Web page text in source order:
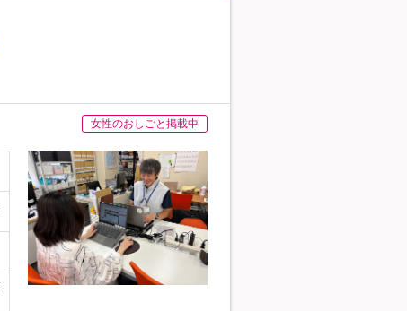
女性のおしごと掲載中